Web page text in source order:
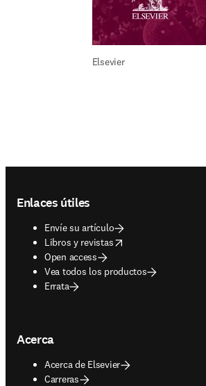
Elsevier
Enlaces útiles
Envíe su artículo
Libros y revistas
opens in new tab/window
Open access
Vea todos los productos
Errata
Acerca
Acerca de Elsevier
Carreras